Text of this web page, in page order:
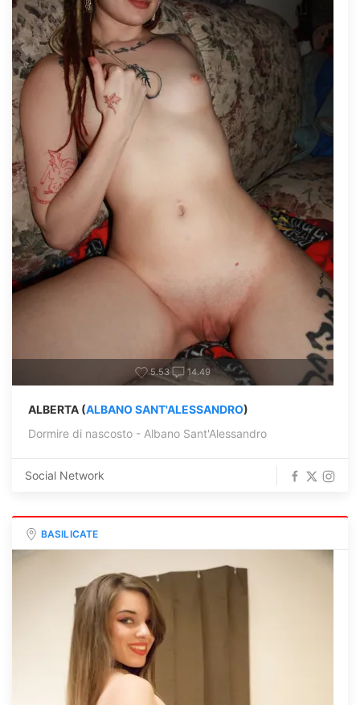
5.53 14.49
ALBERTA (ALBANO SANT'ALESSANDRO)
Dormire di nascosto - Albano Sant'Alessandro
Social Network
BASILICATE